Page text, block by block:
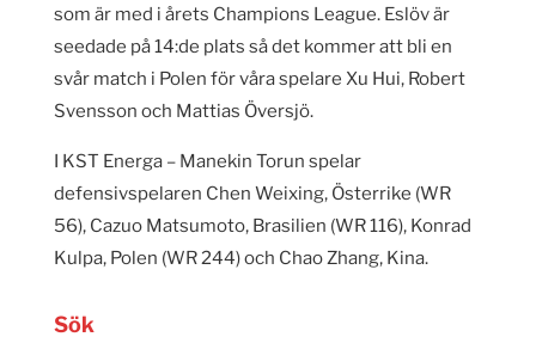
som är med i årets Champions League. Eslöv är
seedade på 14:de plats så det kommer att bli en
svår match i Polen för våra spelare Xu Hui, Robert
Svensson och Mattias Översjö.
I KST Energa – Manekin Torun spelar
defensivspelaren Chen Weixing, Österrike (WR
56), Cazuo Matsumoto, Brasilien (WR 116), Konrad
Kulpa, Polen (WR 244) och Chao Zhang, Kina.
Sök